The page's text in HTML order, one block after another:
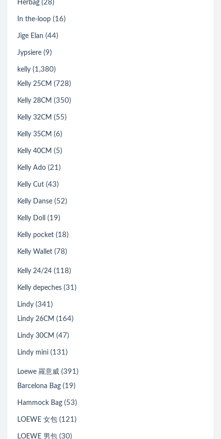
Herbag (28)
In the-loop (16)
Jige Elan (44)
Jypsiere (9)
kelly (1,380)
Kelly 25CM (728)
Kelly 28CM (350)
Kelly 32CM (55)
Kelly 35CM (6)
Kelly 40CM (5)
Kelly Ado (21)
Kelly Cut (43)
Kelly Danse (52)
Kelly Doll (19)
Kelly pocket (18)
Kelly Wallet (78)
Kelly 24/24 (118)
Kelly depeches (31)
Lindy (341)
Lindy 26CM (164)
Lindy 30CM (47)
Lindy mini (131)
Loewe 羅意威 (391)
Barcelona Bag (19)
Hammock Bag (53)
LOEWE 女包 (121)
LOEWE 男包 (30)